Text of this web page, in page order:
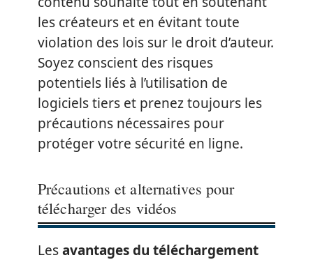
les créateurs et en évitant toute
violation des lois sur le droit d’auteur.
Soyez conscient des risques
potentiels liés à l’utilisation de
logiciels tiers et prenez toujours les
précautions nécessaires pour
protéger votre sécurité en ligne.
Précautions et alternatives pour
télécharger des vidéos
Lesavantages du téléchargement